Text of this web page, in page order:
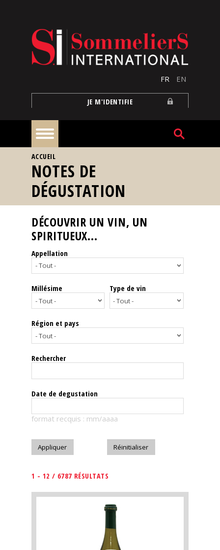
FR EN
JE M'IDENTIFIE
À
la
une
Reportages
Nos
Spiritueux
Notes
dégustation
Le
magazine
Télécharger
VOUS ÊTES ICI
ACCUEIL
NOTES DE
DÉGUSTATION
DÉCOUVRIR UN VIN, UN
SPIRITUEUX...
Appellation
Millésime Type de vin
Région et pays
Rechercher
Date de degustation
format recquis : mm/aaaa
1 - 12 / 6787 RÉSULTATS